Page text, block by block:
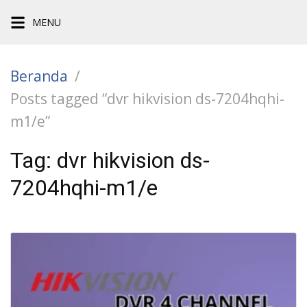
ke
MENU
Beranda
Posts tagged “dvr hikvision ds-7204hqhi-
m1/e”
Tag: dvr hikvision ds-
7204hqhi-m1/e